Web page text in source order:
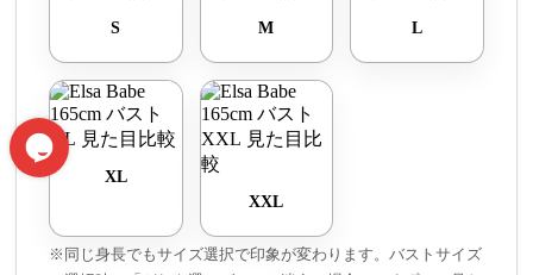
S M L
XL
XXL
※同じ身長でもサイズ選択で印象が変わります。バストサイズ